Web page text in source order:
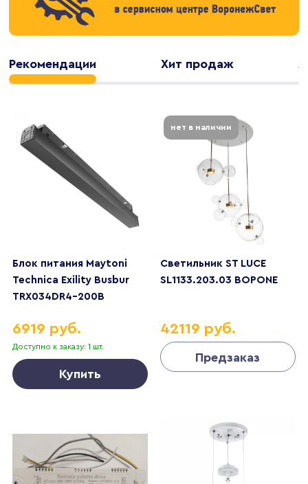
Рекомендации Хит продаж
Блок питания Maytoni
Technica Exility Busbur
TRX034DR4-200B
Доступно к заказу: 1 шт.
6919 руб.
Купить
Светильник ST LUCE
SL1133.203.03 BOPONE
нет в наличии
42119 руб.
Предзаказ